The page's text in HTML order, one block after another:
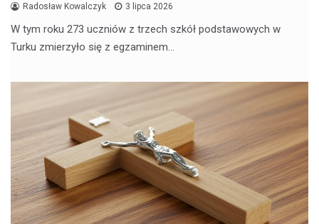
Radosław Kowalczyk 3 lipca 2026
W tym roku 273 uczniów z trzech szkół podstawowych w
Turku zmierzyło się z egzaminem…